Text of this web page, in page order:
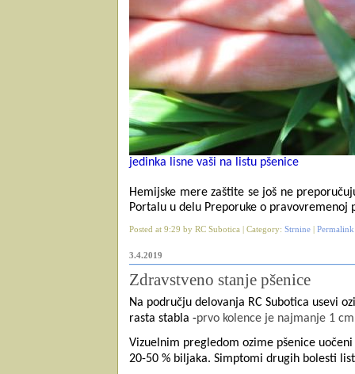
jedinka lisne vaši na listu pšenice
Hemijske mere zaštite se još ne
Portalu u delu Preporuke o pravovremenoj
Posted at 9:29 by RC Subotica | Category: Strnine Permalink
3.4.2019
Zdravstveno stanje pšenice
Na području delovanja RC Subotica usevi
rasta stabla -prvo kolence je najmanje 1
Vizuelnim pregledom ozime pšenice
20-50 % biljaka. Simptomi drugih bolesti